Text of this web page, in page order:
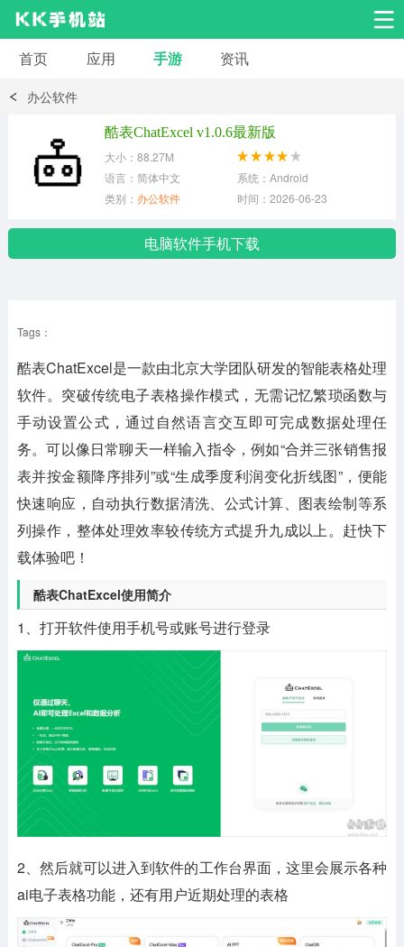
安卓应用
小说漫画
安卓其它
首页 应用 手游 资讯
办公软件
酷表ChatExcel v1.0.6最新版
大小：88.27M
语言：简体中文
系统：Android
类别： 办公软件 时间：2026-06-23
电脑软件手机下载
Tags：
酷表ChatExcel是一款由北京大学团队研发的智能表格处理
软件。突破传统电子表格操作模式，无需记忆繁琐函数与
手动设置公式，通过自然语言交互即可完成数据处理任
务。可以像日常聊天一样输入指令，例如“合并三张销售报
表并按金额降序排列”或“生成季度利润变化折线图”，便能
快速响应，自动执行数据清洗、公式计算、图表绘制等系
列操作，整体处理效率较传统方式提升九成以上。赶快下
载体验吧！
酷表ChatExcel使用简介
1、打开软件使用手机号或账号进行登录
2、然后就可以进入到软件的工作台界面，这里会展示各种
ai电子表格功能，还有用户近期处理的表格